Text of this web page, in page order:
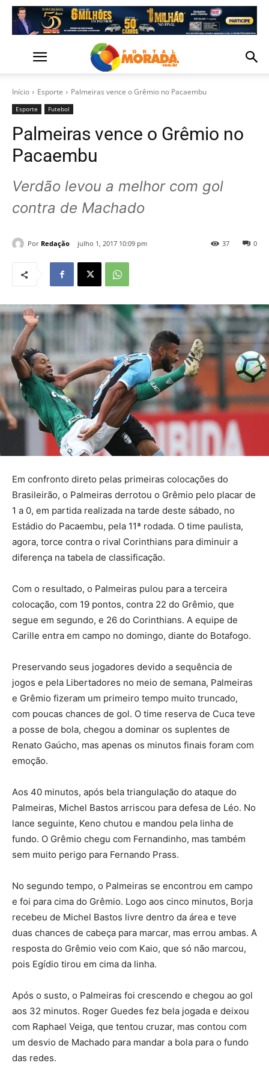
Início Esporte Palmeiras vence o Grêmio no Pacaembu
Esporte Futebol
Palmeiras vence o Grêmio no
Pacaembu
Verdão levou a melhor com gol
contra de Machado
Por Redação julho 1, 2017 10:09 pm 0
37
Em confronto direto pelas primeiras colocações do
Brasileirão, o Palmeiras derrotou o Grêmio pelo placar de
1 a 0, em partida realizada na tarde deste sábado, no
Estádio do Pacaembu, pela 11ª rodada. O time paulista,
agora, torce contra o rival Corinthians para diminuir a
diferença na tabela de classificação.
Com o resultado, o Palmeiras pulou para a terceira
colocação, com 19 pontos, contra 22 do Grêmio, que
segue em segundo, e 26 do Corinthians. A equipe de
Carille entra em campo no domingo, diante do Botafogo.
Preservando seus jogadores devido a sequência de
jogos e pela Libertadores no meio de semana, Palmeiras
e Grêmio fizeram um primeiro tempo muito truncado,
com poucas chances de gol. O time reserva de Cuca teve
a posse de bola, chegou a dominar os suplentes de
Renato Gaúcho, mas apenas os minutos finais foram com
emoção.
Aos 40 minutos, após bela triangulação do ataque do
Palmeiras, Michel Bastos arriscou para defesa de Léo. No
lance seguinte, Keno chutou e mandou pela linha de
fundo. O Grêmio chegu com Fernandinho, mas também
sem muito perigo para Fernando Prass.
No segundo tempo, o Palmeiras se encontrou em campo
e foi para cima do Grêmio. Logo aos cinco minutos, Borja
recebeu de Michel Bastos livre dentro da área e teve
duas chances de cabeça para marcar, mas errou ambas. A
resposta do Grêmio veio com Kaio, que só não marcou,
pois Egídio tirou em cima da linha.
Após o susto, o Palmeiras foi crescendo e chegou ao gol
aos 32 minutos. Roger Guedes fez bela jogada e deixou
com Raphael Veiga, que tentou cruzar, mas contou com
um desvio de Machado para mandar a bola para o fundo
das redes.